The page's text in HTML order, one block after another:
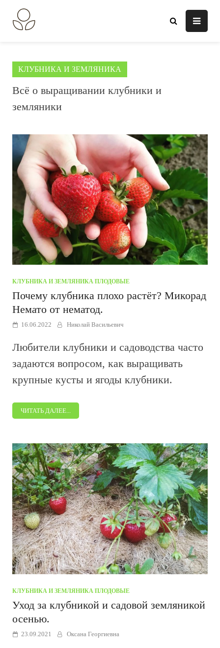
содержанию
КЛУБНИКА И ЗЕМЛЯНИКА
Всё о выращивании клубники и
земляники
КЛУБНИКА И ЗЕМЛЯНИКА ПЛОДОВЫЕ
Почему клубника плохо растёт? Микорад
Немато от нематод.
16.06.2022 Николай Васильевич
Любители клубники и садоводства часто
задаются вопросом, как выращивать
крупные кусты и ягоды клубники.
ЧИТАТЬ ДАЛЕЕ...
КЛУБНИКА И ЗЕМЛЯНИКА ПЛОДОВЫЕ
Уход за клубникой и садовой земляникой
осенью.
23.09.2021 Оксана Георгиевна